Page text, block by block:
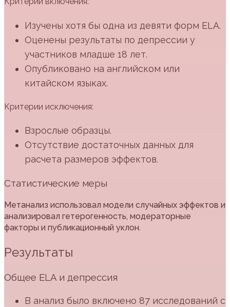
Изучены хотя бы одна из девяти форм ELA.
Оценены результаты по депрессии у
участников младше 18 лет.
Опубликовано на английском или
китайском языках.
Критерии исключения:
Взрослые образцы.
Отсутствие достаточных данных для
расчета размеров эффектов.
Статистические меры
Метанализ использовал модели случайных эффектов и
анализировал гетерогенность, модераторные
факторы и публикационный уклон.
Результаты
Общее ELA и депрессия
В анализ было включено 87 исследований с